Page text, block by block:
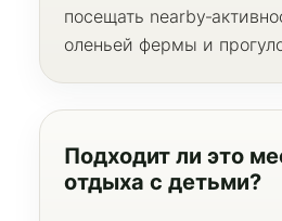
посещать
оленьей фермы и
Подходит ли это
отдыха с детьми?